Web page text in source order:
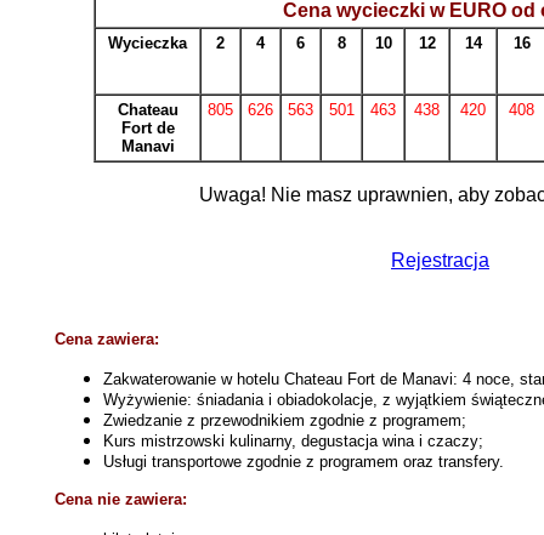
Cena wycieczki w EURO od
Wycieczka 2 4 6 8 10 12 14 16
Chateau
Fort de
Manavi
805 626 563 501 463 438 420 408
Uwaga! Nie masz uprawnien, aby
Rejestracja
Cena zawiera:
Zakwaterowanie w hotelu Chateau Fort de Manavi: 4 noce,
Wyżywienie: śniadania i obiadokolacje, z wyjątkiem
Zwiedzanie z przewodnikiem zgodnie z programem;
Kurs mistrzowski kulinarny, degustacja wina i czaczy;
Usługi transportowe zgodnie z programem oraz transfery.
Cena nie zawiera: